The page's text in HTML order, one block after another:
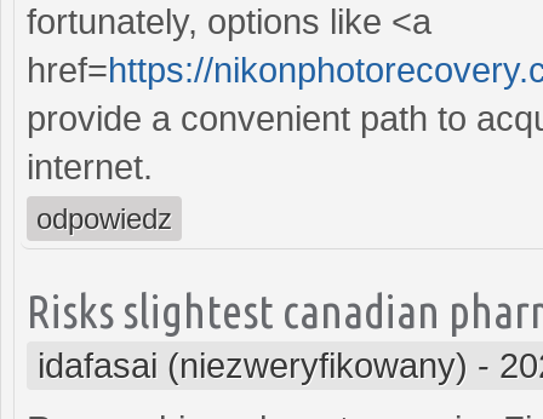
fortunately, options like <a
href=https://
provide a convenient path to
internet.
odpowiedz
Risks slightest canadian
idafasai (niezweryfikowany) -